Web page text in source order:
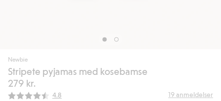
Newbie
Stripete pyjamas med kosebamse
279 kr.
Gjennomsnittskarakter:
4.8 19 anmeldelser